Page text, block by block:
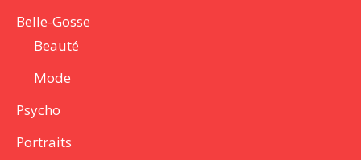
Belle-Gosse
Beauté
Mode
Psycho
Portraits